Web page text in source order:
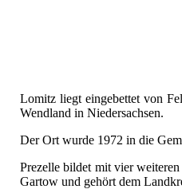
Lomitz liegt eingebettet von
Wendland in Niedersachsen.
Der Ort wurde 1972 in die
Prezelle bildet mit vier
Gartow und gehört dem